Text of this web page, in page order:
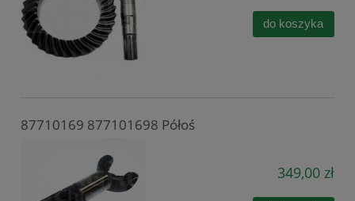
do koszyka
87710169 877101698 Półoś
349,00 zł